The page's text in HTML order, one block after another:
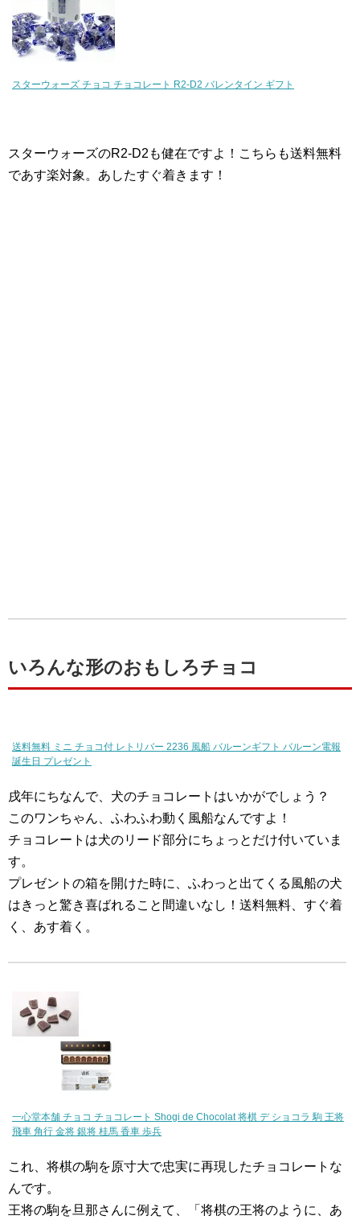
スターウォーズ チョコ チョコレート R2-D2 バレンタイン ギフト
スターウォーズのR2-D2も健在ですよ！こちらも送料無料
であす楽対象。あしたすぐ着きます！
いろんな形のおもしろチョコ
送料無料 ミニ チョコ付 レトリバー 2236 風船 バルーンギフト バルーン電報
誕生日 プレゼント
戌年にちなんで、犬のチョコレートはいかがでしょう？
このワンちゃん、ふわふわ動く風船なんですよ！
チョコレートは犬のリード部分にちょっとだけ付いていま
す。
プレゼントの箱を開けた時に、ふわっと出てくる風船の犬
はきっと驚き喜ばれること間違いなし！送料無料、すぐ着
く、あす着く。
一心堂本舗 チョコ チョコレート Shogi de Chocolat 将棋 デ ショコラ 駒 王将
飛車 角行 金将 銀将 桂馬 香車 歩兵
これ、将棋の駒を原寸大で忠実に再現したチョコレートな
んです。
王将の駒を旦那さんに例えて、「将棋の王将のように、あ